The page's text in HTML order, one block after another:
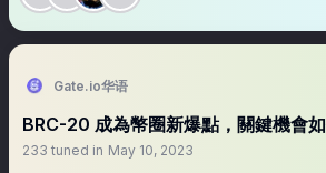
Gate.io华语
BRC-20 成為幣圈新爆點，關鍵機會
233 tuned in May 10, 2023